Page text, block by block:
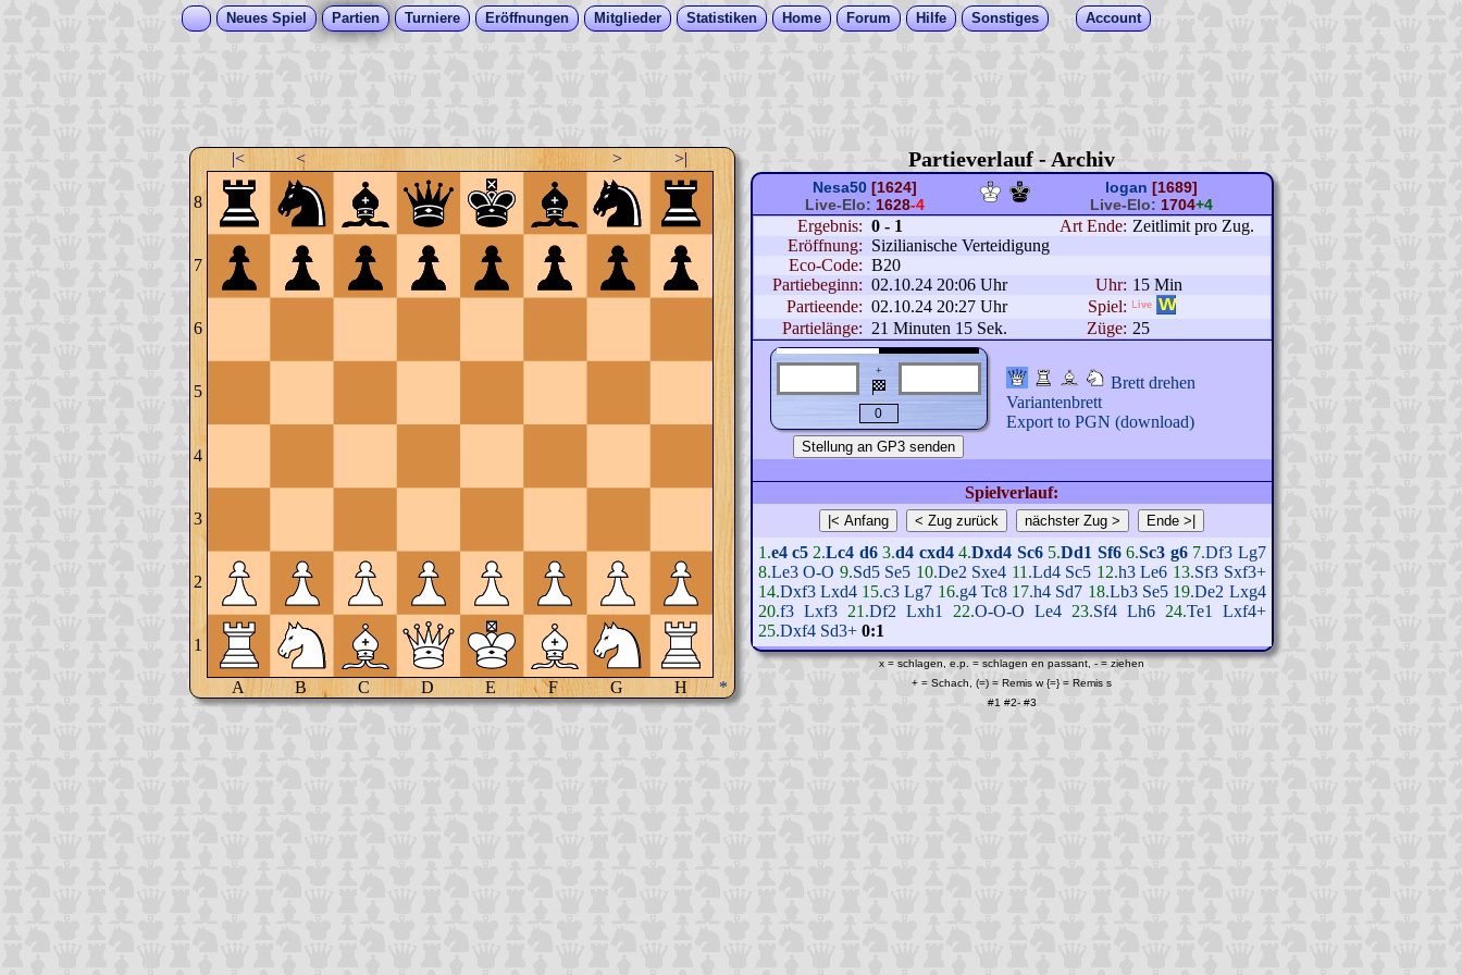
Neues Spiel Partien Turniere Eröffnungen Mitglieder Statistiken Home Forum Hilfe Sonstiges Account
|< < > >|
8
7
6
5
4
3
2
1
A B C D E F G H *
Partieverlauf - Archiv
Nesa50 [1624]
Live-Elo: 1628-4
logan [1689]
Live-Elo: 1704+4
Ergebnis: 0 - 1 Art Ende: Zeitlimit pro Zug.
Eröffnung: Sizilianische Verteidigung
Eco-Code: B20
Partiebeginn: 02.10.24 20:06 Uhr Uhr: 15 Min
Partieende: 02.10.24 20:27 Uhr
Spiel:
Partielänge: 21 Minuten 15 Sek. Züge: 25
+
🏁
Brett drehen
Variantenbrett
Export to PGN (download)
Spielverlauf:
1.e4 c5 2.Lc4 d6 3.d4 cxd4 4.Dxd4 Sc6 5.Dd1 Sf6 6.Sc3 g6 7.Df3 Lg7
8.Le3 O-O 9.Sd5 Se5 10.De2 Sxe4 11.Ld4 Sc5 12.h3 Le6 13.Sf3 Sxf3+
14.Dxf3 Lxd4 15.c3 Lg7 16.g4 Tc8 17.h4 Sd7 18.Lb3 Se5 19.De2 Lxg4
20.f3 Lxf3 21.Df2 Lxh1 22.O-O-O Le4 23.Sf4 Lh6 24.Te1
Lxf4+
25.Dxf4 Sd3+ 0:1
x = schlagen, e.p. = schlagen en passant, - = ziehen
+ = Schach, (=) = Remis w {=} = Remis s
#1 #2-#3